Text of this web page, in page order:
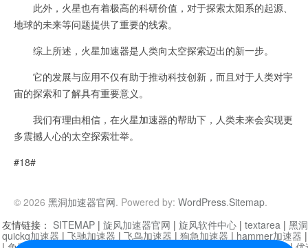
此外，火星也有着极高的科研价值，对于探索太阳系的起源、
地球的未来等问题提供了重要的线索。
综上所述，火星加速器是人类向太空探索迈出的新一步。
它的发展与应用不仅有助于推动科技创新，而且对于人类对宇
宙的探索和了解具有重要意义。
我们有理由相信，在火星加速器的帮助下，人类未来会实现更
多震撼人心的太空探索壮举。
#18#
© 2026 黑洞加速器官网. Powered by: WordPress.Sitemap.
友情链接： SITEMAP | 旋风加速器官网 | 旋风软件中心 | textarea | 黑
quickq加速器 | 飞驰加速器 | 飞鸟加速器 | 狗急加速器 | hammer加速器